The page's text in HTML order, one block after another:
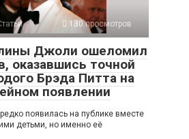
130 просмотров
Джоли ошеломил
оказавшись точной
Брэда Питта на
появлении
появилась на публике вместе
детьми, но именно её